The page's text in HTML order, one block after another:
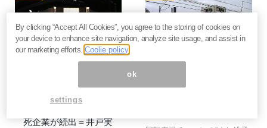
2023年5月24日
飲食事業者の暗い現実。
人件費・光熱費・不動産
死企業が続出＝井戸実
GW休業も調子は良好？
By clicking “Accept All Cookies”, you agree to the storing of cookies on
your device to enhance site navigation, analyze site usage, and assist in
our marketing efforts.Coolie policy
ok
settings